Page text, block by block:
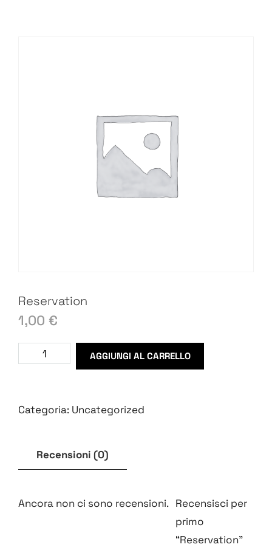
Reservation
1,00 €
AGGIUNGI AL CARRELLO
Categoria: Uncategorized
Recensioni (0)
Ancora non ci sono recensioni. Recensisci per
primo
“Reservation”